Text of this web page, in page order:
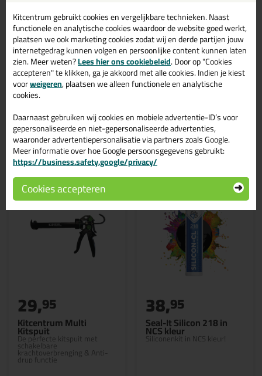
product?Lees alles over dit product >
Tips & tricks voor Seal-it Silicon 218
in RAL kleur
In de volgende blogs wordt dit product gebruikt:
Welke kit heb ik nodig voor mijn badkamer?
Gerelateerde producten
Kitcentrum Multi
Kitspuit
De perfecte kitspuit met
schakelbare
krachtoverbrenging & Anti-
drup functie
29,95
Seal-It Silicon 218 in
NCS kleur
Siliconenkit in NCS kleur!
38,95
Kitcentrum gebruikt cookies en vergelijkbare technieken. Naast
functionele en analytische cookies waardoor de website goed werkt,
plaatsen we ook marketing cookies zodat wij en derde partijen jouw
internetgedrag kunnen volgen en persoonlijke content kunnen laten
zien. Meer weten?Lees hier ons cookiebeleid. Door op "Cookies
accepteren" te klikken, ga je akkoord met alle cookies. Indien je kiest
voorweigeren, plaatsen we alleen functionele en analytische
cookies.
Daarnaast gebruiken wij cookies en mobiele advertentie-ID’s voor
gepersonaliseerde en niet-gepersonaliseerde advertenties,
waaronder advertentiepersonalisatie via partners zoals Google.
Meer informatie over hoe Google persoonsgegevens gebruikt:
https://business.safety.google/privacy/
Cookies accepteren